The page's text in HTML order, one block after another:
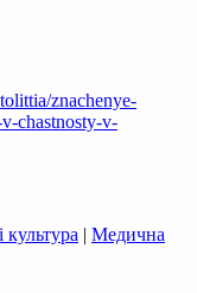
znachenye-
chastnosty-v-
культура | Медична